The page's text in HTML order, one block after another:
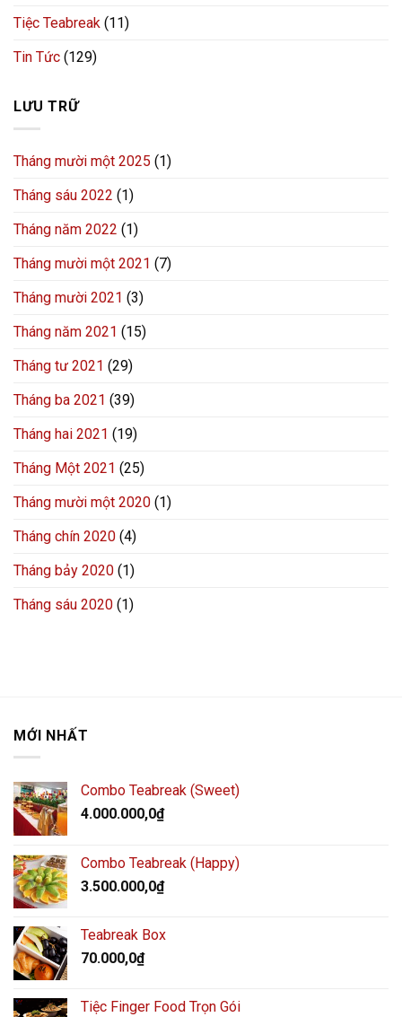
Tiệc Teabreak (11)
Tin Tức (129)
LƯU TRỮ
Tháng mười một 2025 (1)
Tháng sáu 2022 (1)
Tháng năm 2022 (1)
Tháng mười một 2021 (7)
Tháng mười 2021 (3)
Tháng năm 2021 (15)
Tháng tư 2021 (29)
Tháng ba 2021 (39)
Tháng hai 2021 (19)
Tháng Một 2021 (25)
Tháng mười một 2020 (1)
Tháng chín 2020 (4)
Tháng bảy 2020 (1)
Tháng sáu 2020 (1)
MỚI NHẤT
Combo Teabreak (Sweet)
4.000.000,0₫
Combo Teabreak (Happy)
3.500.000,0₫
Teabreak Box
70.000,0₫
Tiệc Finger Food Trọn Gói